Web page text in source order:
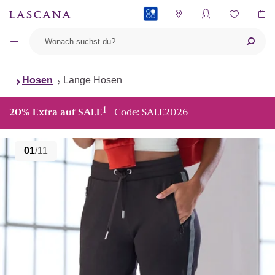
Hosen Lange Hosen
20% Extra auf SALE1 | Code: SALE2026
01/11